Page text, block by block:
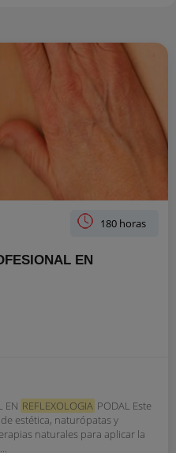
180 horas
EN
EN REFLEXOLOGIA PODAL Este
estética, naturópatas y
naturales para aplicar la